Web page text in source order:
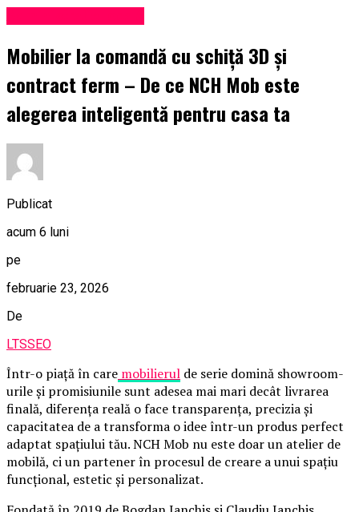
Mobilier la comandă cu schiță 3D și
contract ferm – De ce NCH Mob este
alegerea inteligentă pentru casa ta
Publicat
acum 6 luni
pe
februarie 23, 2026
De
LTSSEO
Într-o piață în care mobilierul de serie domină showroom-
urile și promisiunile sunt adesea mai mari decât livrarea
finală, diferența reală o face transparența, precizia și
capacitatea de a transforma o idee într-un produs perfect
adaptat spațiului tău. NCH Mob nu este doar un atelier de
mobilă, ci un partener în procesul de creare a unui spațiu
funcțional, estetic și personalizat.